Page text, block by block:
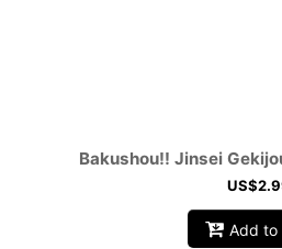
Bakushou!! Jinsei
US$
Add to